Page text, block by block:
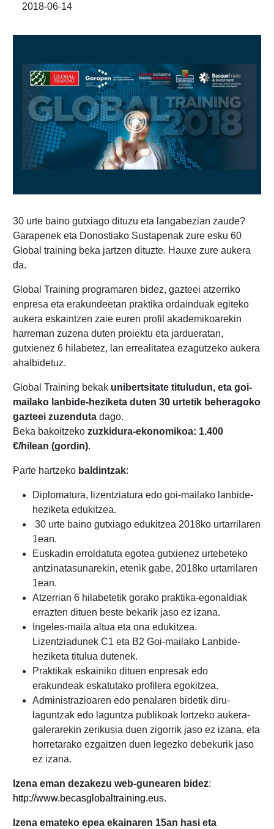
2018-06-14
30 urte baino gutxiago dituzu eta langabezian zaude?
Garapenek eta Donostiako Sustapenak zure esku 60
Global training beka jartzen dituzte. Hauxe zure aukera
da.
Global Training programaren bidez, gazteei atzerriko
enpresa eta erakundeetan praktika ordainduak egiteko
aukera eskaintzen zaie euren profil akademikoarekin
harreman zuzena duten proiektu eta jardueratan,
gutxienez 6 hilabetez, lan errealitatea ezagutzeko aukera
ahalbidetuz.
Global Training bekak unibertsitate tituludun, eta goi-
mailako lanbide-heziketa duten 30 urtetik beheragoko
gazteei zuzendutadago.
Beka bakoitzeko zuzkidura-ekonomikoa: 1.400
€/hilean (gordin).
Parte hartzeko baldintzak:
Diplomatura, lizentziatura edo goi-mailako lanbide-
heziketa edukitzea.
30 urte baino gutxiago edukitzea 2018ko urtarrilaren
1ean.
Euskadin erroldatuta egotea gutxienez urtebeteko
antzinatasunarekin, etenik gabe, 2018ko urtarrilaren
1ean.
Atzerrian 6 hilabetetik gorako praktika-egonaldiak
errazten dituen beste bekarik jaso ez izana.
Ingeles-maila altua eta ona edukitzea.
Lizentziadunek C1 eta B2 Goi-mailako Lanbide-
heziketa titulua dutenek.
Praktikak eskainiko dituen enpresak edo
erakundeak eskatutako profilera egokitzea.
Administrazioaren edo penalaren bidetik diru-
laguntzak edo laguntza publikoak lortzeko aukera-
galerarekin zerikusia duen zigorrik jaso ez izana, eta
horretarako ezgaitzen duen legezko debekurik jaso
ez izana.
Izena eman dezakezu web-gunearen bidez:
http://www.becasglobaltraining.eus.
Izena emateko epea ekainaren 15an hasi eta